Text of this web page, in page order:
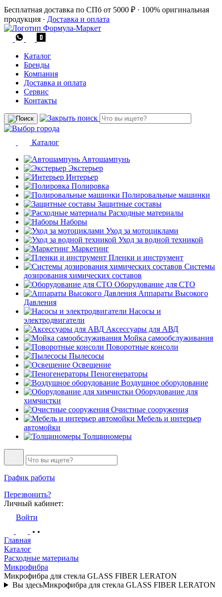
Бесплатная доставка по СПб от 5000 ₽ · 100% оригинальная
продукция · Доставка и оплата
Каталог
Бренды
Компания
Доставка и оплата
Сервис
Контакты
Каталог
Автошампунь
Экстерьер
Интерьер
Полировка
Полировальные машинки
Защитные составы
Расходные материалы
Наборы
Уход за мотоциклами
Уход за водной техникой
Маркетинг
Пленки и инструмент
Системы
дозирования химических составов
Оборудование для СТО
Аппараты Высокого
Давления
Насосы и
электродвигатели
Аксессуары для АВД
Мойка самообслуживания
Поворотные консоли
Пылесосы
Освещение
Пеногенераторы
Воздушное оборудование
Оборудование для
химчистки
Очистные сооружения
Мебель и интерьер
автомойки
Толщиномеры
График работы
Перезвонить?
Личный кабинет:
Войти
Главная
Каталог
Расходные материалы
Микрофибра
Микрофибра для стекла GLASS FIBER LERATON
Вы здесьМикрофибра для стекла GLASS FIBER LERATON